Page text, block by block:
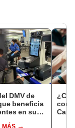
DMV de
beneficia
en sus